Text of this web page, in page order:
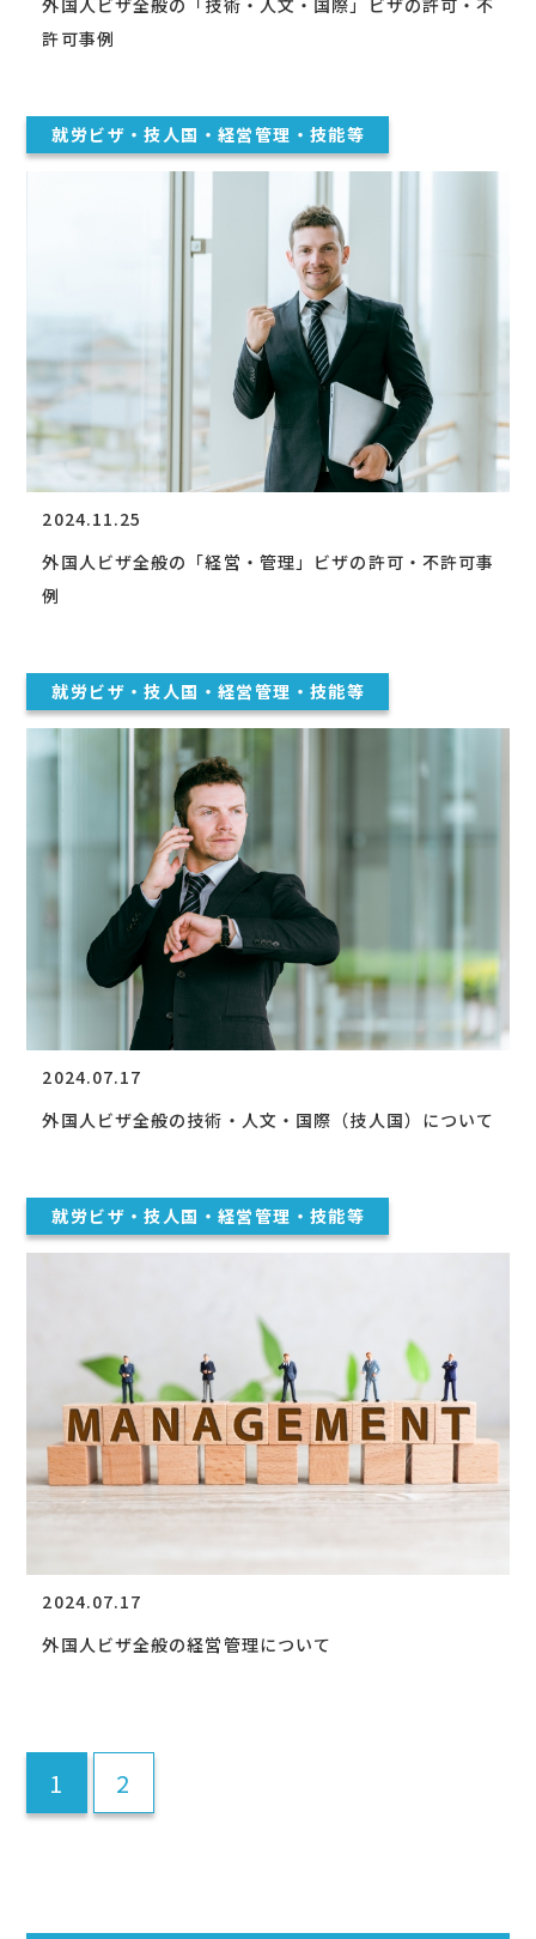
許可事例
就労ビザ・技人国・経営管理・技能等
2024.11.25
外国人ビザ全般の「経営・管理」ビザの許可・不許可事
例
就労ビザ・技人国・経営管理・技能等
2024.07.17
外国人ビザ全般の技術・人文・国際（技人国）について
就労ビザ・技人国・経営管理・技能等
2024.07.17
外国人ビザ全般の経営管理について
1 2